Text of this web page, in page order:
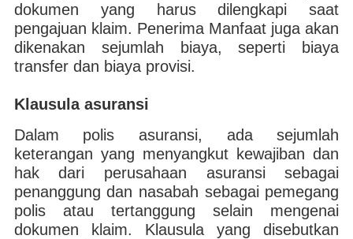
dokumen yang harus dilengkapi saat
pengajuan klaim. Penerima Manfaat juga akan
dikenakan sejumlah biaya, seperti biaya
transfer dan biaya provisi.
Klausula asuransi
Dalam polis asuransi, ada sejumlah
keterangan yang menyangkut kewajiban dan
hak dari perusahaan asuransi sebagai
penanggung dan nasabah sebagai pemegang
polis atau tertanggung selain mengenai
dokumen klaim. Klausula yang disebutkan